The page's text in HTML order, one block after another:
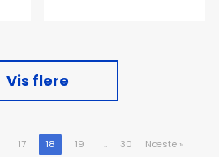
Vis flere
17 18 19 .. 30 Næste »